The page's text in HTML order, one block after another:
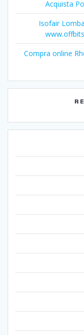
Acquista
Isofair
Compra online